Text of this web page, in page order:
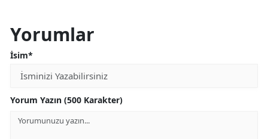
Yorumlar
İsim*
Yorum Yazın (500 Karakter)